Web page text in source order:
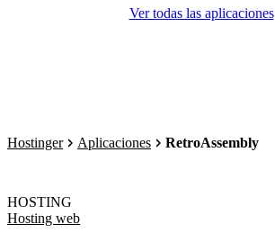
Ver todas las aplicaciones
Hostinger Aplicaciones RetroAssembly
HOSTING
Hosting web